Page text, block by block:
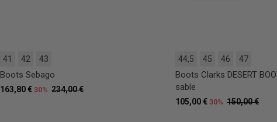
41 42 43
Boots Sebago
234,00 €
163,80 € 30%
44,5 45 46 47
Boots Clarks DESERT
sable
150,00 €
105,00 € 30%